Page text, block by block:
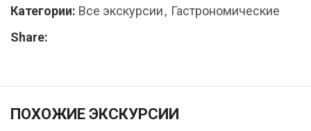
Категории: Все экскурсии, Гастрономические
Share:
ПОХОЖИЕ ЭКСКУРСИИ